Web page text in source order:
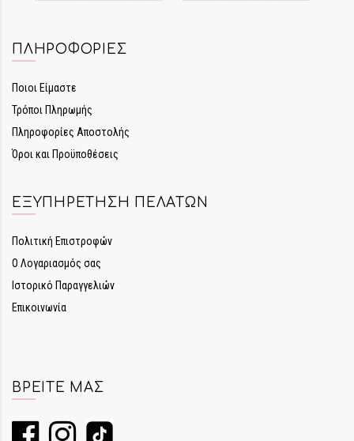
ΠΛΗΡΟΦΟΡΊΕΣ
Ποιοι Είμαστε
Τρόποι Πληρωμής
Πληροφορίες Αποστολής
Όροι και Προϋποθέσεις
ΕΞΥΠΗΡΈΤΗΣΗ ΠΕΛΑΤΏΝ
Πολιτική Επιστροφών
Ο Λογαριασμός σας
Ιστορικό Παραγγελιών
Επικοινωνία
ΒΡΕΊΤΕ ΜΑΣ